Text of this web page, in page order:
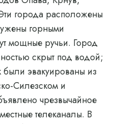
города расположены
горными
мощные ручьи. Город
скрыт под водой;
были эвакуированы из
Силезском и
чрезвычайное
телеканалы. В